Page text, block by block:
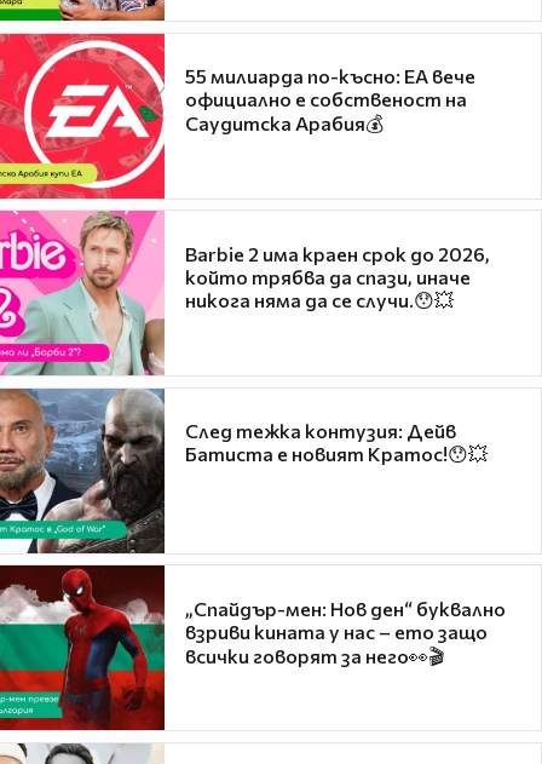
55 милиарда по-късно: EA вече
официално е собственост на
Саудитска Арабия💰
Barbie 2 има краен срок до 2026,
който трябва да спази, иначе
никога няма да се случи.😯💥
След тежка контузия: Дейв
Батиста е новият Кратос!😯💥
„Спайдър-мен: Нов ден“ буквално
взриви кината у нас – ето защо
всички говорят за него👀🎬